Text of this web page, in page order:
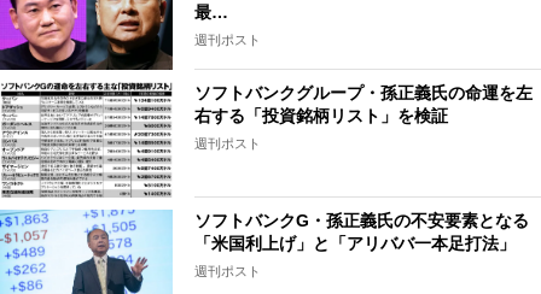
最…
週刊ポスト
ソフトバンクグループ・孫正義氏の命運を左
右する「投資銘柄リスト」を検証
週刊ポスト
ソフトバンクG・孫正義氏の不安要素となる
「米国利上げ」と「アリババ一本足打法」
週刊ポスト